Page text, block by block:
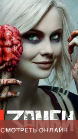
СМОТРЕТЬ ОНЛАЙН